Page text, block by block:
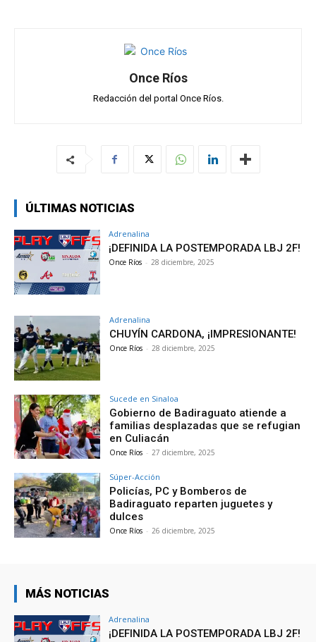
Once Ríos
Redacción del portal Once Ríos.
ÚLTIMAS NOTICIAS
Adrenalina
¡DEFINIDA LA POSTEMPORADA LBJ 2F!
Once Ríos - 28 diciembre, 2025
Adrenalina
CHUYÍN CARDONA, ¡IMPRESIONANTE!
Once Ríos - 28 diciembre, 2025
Sucede en Sinaloa
Gobierno de Badiraguato atiende a
familias desplazadas que se refugian
en Culiacán
Once Ríos - 27 diciembre, 2025
Súper-Acción
Policías, PC y Bomberos de
Badiraguato reparten juguetes y
dulces
Once Ríos - 26 diciembre, 2025
MÁS NOTICIAS
Adrenalina
¡DEFINIDA LA POSTEMPORADA LBJ 2F!